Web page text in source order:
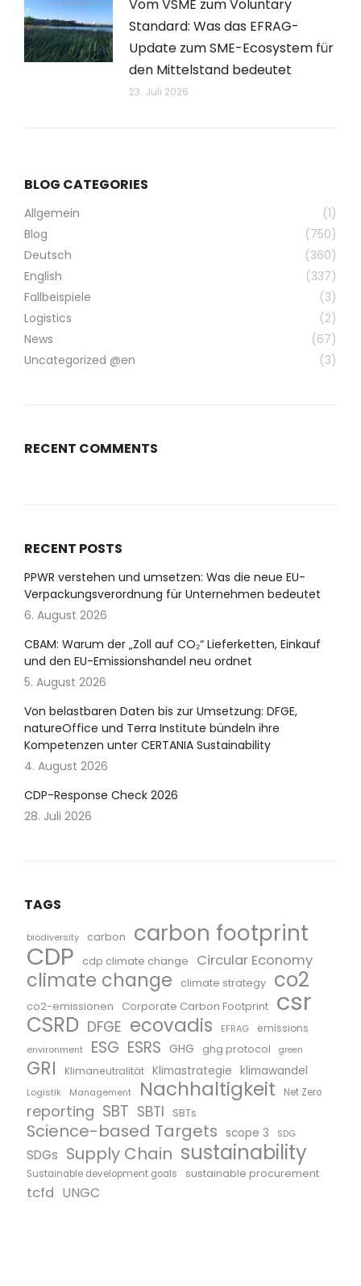
Vom VSME zum Voluntary
Standard: Was das EFRAG-
Update zum SME-Ecosystem für
den Mittelstand bedeutet
23. Juli 2026
BLOG CATEGORIES
Allgemein
(1)
Blog
(750)
Deutsch
(360)
English
(337)
Fallbeispiele
(3)
Logistics
(2)
News
(67)
Uncategorized @en
(3)
RECENT COMMENTS
RECENT POSTS
PPWR verstehen und umsetzen: Was die neue EU-
Verpackungsverordnung für Unternehmen bedeutet
6. August 2026
CBAM: Warum der „Zoll auf CO₂“ Lieferketten, Einkauf
und den EU-Emissionshandel neu ordnet
5. August 2026
Von belastbaren Daten bis zur Umsetzung: DFGE,
natureOffice und Terra Institute bündeln ihre
Kompetenzen unter CERTANIA Sustainability
4. August 2026
CDP-Response Check 2026
28. Juli 2026
TAGS
biodiversity carbon carbon footprint
CDP cdp climate change Circular Economy
climate change climate strategy co2
co2-emissionen Corporate Carbon Footprint csr
CSRD DFGE ecovadis EFRAG emissions
environment ESG ESRS GHG ghg protocol green
GRI Klimaneutralität Klimastrategie klimawandel
Logistik Management Nachhaltigkeit Net Zero
reporting SBT SBTI SBTs
Science-based Targets scope 3 SDG
SDGs Supply Chain sustainability
Sustainable development goals sustainable procurement
tcfd UNGC